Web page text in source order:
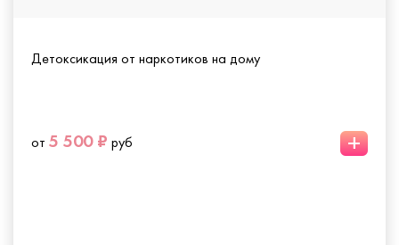
Детоксикация от наркотиков на дому
от 5 500 ₽ руб +